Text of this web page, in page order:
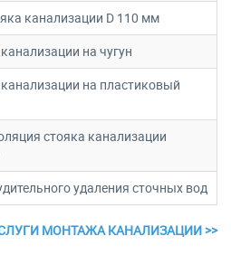
канализации D 110 мм
на чугун
на пластиковый
стояка канализации
удаления сточных вод
МОНТАЖА КАНАЛИЗАЦИИ >>